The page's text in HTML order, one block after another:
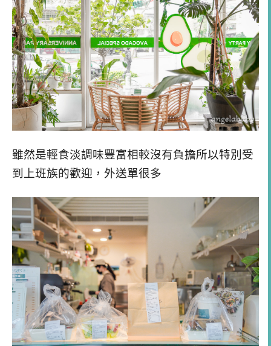
雖然是輕食淡調味豐富相較沒有負擔所以特別受
到上班族的歡迎，外送單很多